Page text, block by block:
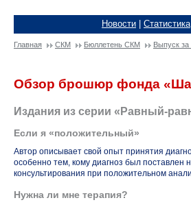
Новости Статистика
Главная СКМ Бюллетень СКМ Выпуск за
Обзор брошюр фонда
Издания из серии «Равный-
Если я «положительный»
Автор описывает свой опыт принятия
особенно тем, кому диагноз был поставлен
консультирования при положительном
Нужна ли мне терапия?